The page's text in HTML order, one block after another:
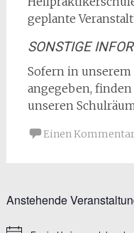
geplante
SONSTIGE
Sofern in
angegeben,
unseren
Einen
Anstehende